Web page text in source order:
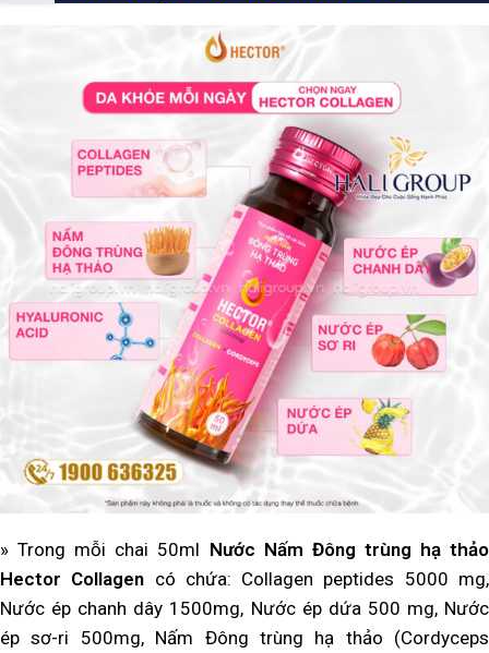
» Trong mỗi chai 50ml Nước Nấm Đông trùng hạ thảo
Hector Collagen có chứa: Collagen peptides 5000 mg,
Nước ép chanh dây 1500mg, Nước ép dứa 500 mg, Nước
ép sơ-ri 500mg, Nấm Đông trùng hạ thảo (Cordyceps